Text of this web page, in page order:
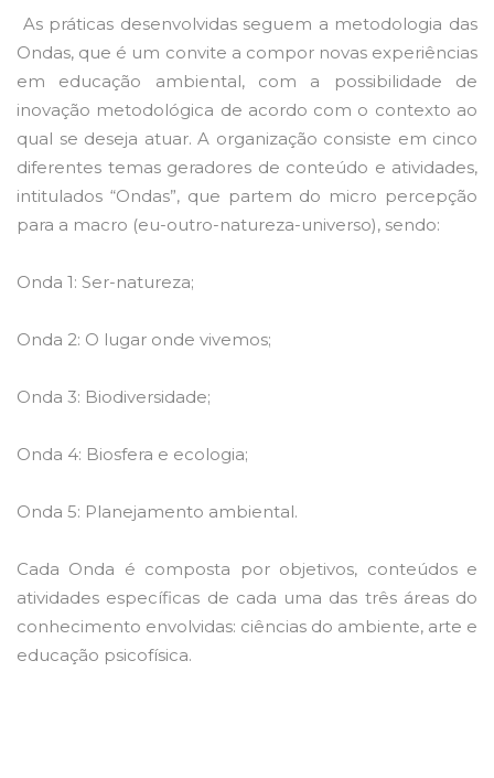
As práticas desenvolvidas seguem a metodologia das
Ondas, que é um convite a compor novas experiências
em educação ambiental, com a possibilidade de
inovação metodológica de acordo com o contexto ao
qual se deseja atuar. A organização consiste em cinco
diferentes temas geradores de conteúdo e atividades,
intitulados “Ondas”, que partem do micro percepção
para a macro (eu-outro-natureza-universo), sendo:
Onda 1: Ser-natureza;
Onda 2: O lugar onde vivemos;
Onda 3: Biodiversidade;
Onda 4: Biosfera e ecologia;
Onda 5: Planejamento ambiental.
Cada Onda é composta por objetivos, conteúdos e
atividades específicas de cada uma das três áreas do
conhecimento envolvidas: ciências do ambiente, arte e
educação psicofísica.